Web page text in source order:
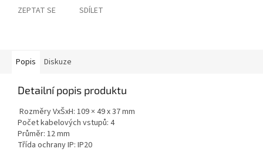
ZEPTAT SE SDÍLET
Popis Diskuze
Detailní popis produktu
Rozměry VxŠxH: 109 × 49 x 37 mm
Počet kabelových vstupů: 4
Průměr: 12 mm
Třída ochrany IP: IP20